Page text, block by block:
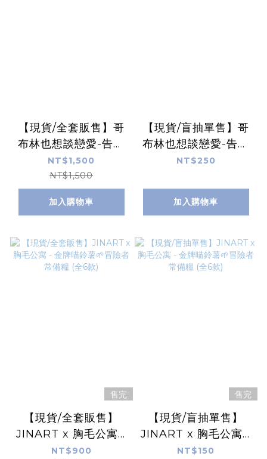
【現貨/全套販售】哥
布林也想談戀愛-告白
吧！！哥布林 絨毛玩
偶(全6款）
NT$1,500
NT$1,500
加入購物車
【現貨/盲抽單售】哥
布林也想談戀愛-告白
吧！！哥布林 絨毛玩
NT$250
加入購物車
售完
【現貨/全套販售】
JINART x 胸毛公寓 -
金牌喵鈴薯🌱冒險者常
NT$900
售完
【現貨/盲抽單售】
JINART x 胸毛公寓 -
金牌喵鈴薯🌱冒險者常
NT$150